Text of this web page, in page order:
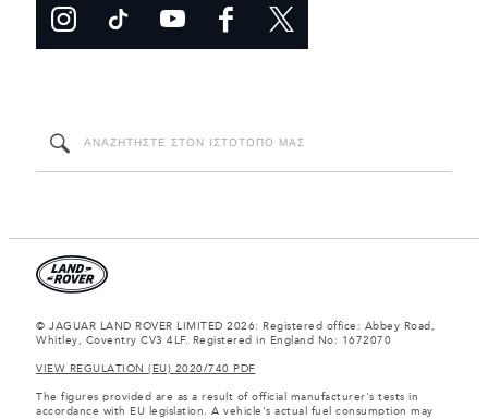
© JAGUAR LAND ROVER LIMITED 2026: Registered office: Abbey Road,
Whitley, Coventry CV3 4LF. Registered in England No: 1672070
VIEW REGULATION (EU) 2020/740 PDF
The figures provided are as a result of official manufacturer's tests in
accordance with EU legislation. A vehicle's actual fuel consumption may